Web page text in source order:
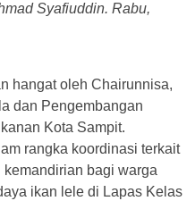
Syafiuddin. Rabu,
hangat oleh Chairunnisa,
dan Pengembangan
Kota Sampit.
rangka koordinasi terkait
bagi warga
ikan lele di Lapas Kelas